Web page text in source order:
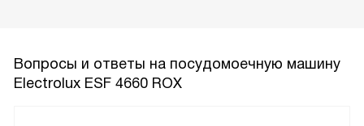
Вопросы и ответы на посудомоечную машину
Electrolux ESF 4660 ROX